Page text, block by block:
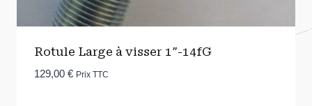
Rotule Large à visser 1″-14fG
129,00 € Prix TTC